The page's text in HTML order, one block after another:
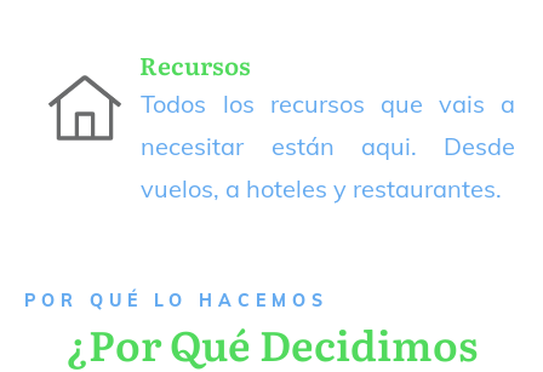
Recursos
Todos los recursos que vais a
necesitar están aqui. Desde
vuelos, a hoteles y restaurantes.
P OR QUÉ LO HACEMOS
¿Por Qué Decidimos